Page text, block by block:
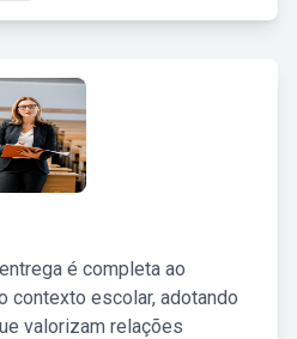
é completa ao
contexto escolar, adotando
valorizam relações